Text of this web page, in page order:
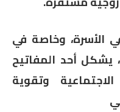
الأسرة، وخاصة في
يشكل أحد المفاتيح
وتقوية